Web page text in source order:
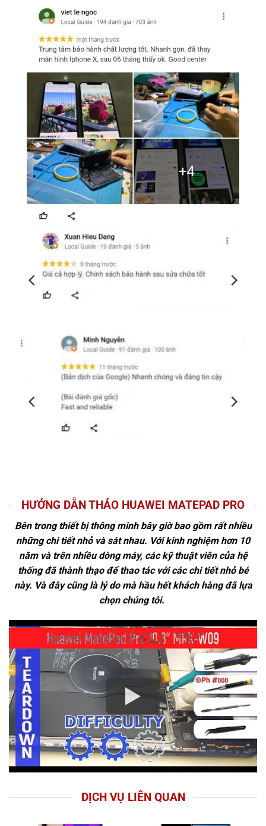
HƯỚNG DẪN THÁO HUAWEI MATEPAD PRO
Bên trong thiết bị thông minh bây giờ bao gồm rất nhiều
những chi tiết nhỏ và sát nhau. Với kinh nghiệm hơn 10
năm và trên nhiều dòng máy, các kỹ thuật viên của hệ
thống đã thành thạo để thao tác với các chi tiết nhỏ bé
này. Và đây cũng là lý do mà hầu hết khách hàng đã lựa
chọn chúng tôi.
DỊCH VỤ LIÊN QUAN